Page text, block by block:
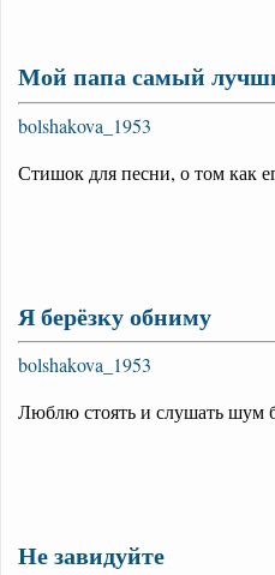
Мой папа самый
bolshakova_1953
Стишок для песни, о том как
Я берёзку обниму
bolshakova_1953
Люблю стоять и слушать шум
Не завидуйте